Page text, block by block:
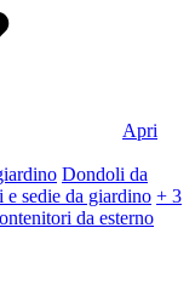
Apri
Dondoli da
e sedie da giardino + 3
da esterno